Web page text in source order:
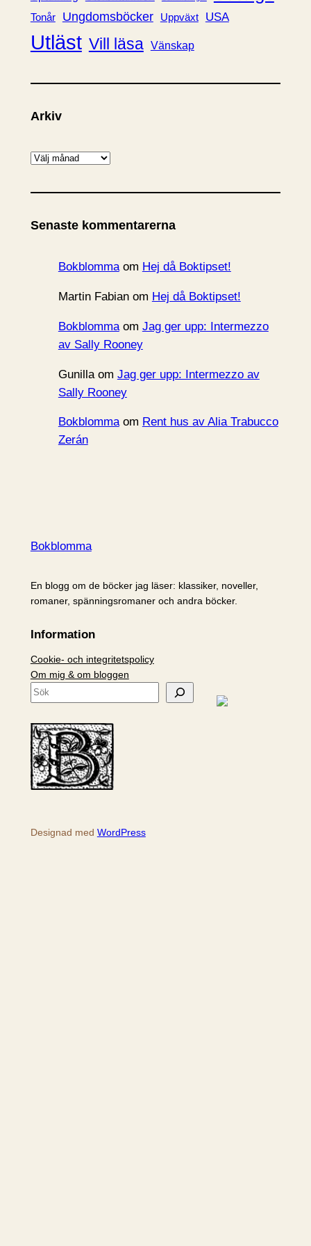
Tonår Ungdomsböcker Uppväxt USA
Utläst Vill läsa Vänskap
Arkiv
A
k
v
Senaste kommentarerna
Bokblommaom Hej då Boktipset!
Martin Fabianom Hej då Boktipset!
Bokblommaom Jag ger upp: Intermezzo
av Sally Rooney
Gunillaom Jag ger upp: Intermezzo av
Sally Rooney
Bokblommaom Rent hus av Alia Trabucco
Zerán
Bokblomma
En blogg om de böcker jag läser: klassiker, noveller,
romaner, spänningsromaner och andra böcker.
Information
Cookie- och integritetspolicy
Om mig & om bloggen
S
k
Designad med WordPress